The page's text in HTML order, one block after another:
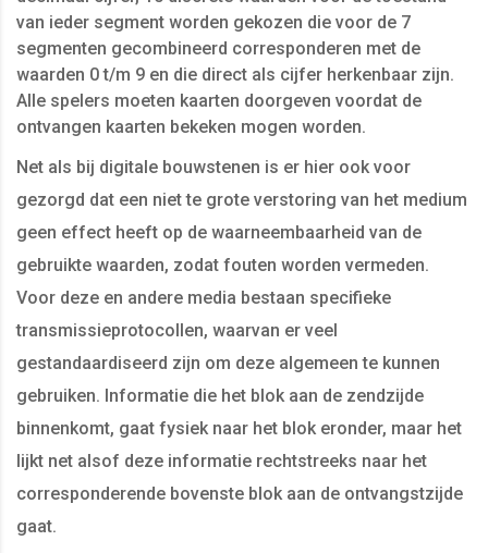
van ieder segment worden gekozen die voor de 7
segmenten gecombineerd corresponderen met de
waarden 0 t/m 9 en die direct als cijfer herkenbaar zijn.
Alle spelers moeten kaarten doorgeven voordat de
ontvangen kaarten bekeken mogen worden.
Net als bij digitale bouwstenen is er hier ook voor
gezorgd dat een niet te grote verstoring van het medium
geen effect heeft op de waarneembaarheid van de
gebruikte waarden, zodat fouten worden vermeden.
Voor deze en andere media bestaan specifieke
transmissieprotocollen, waarvan er veel
gestandaardiseerd zijn om deze algemeen te kunnen
gebruiken. Informatie die het blok aan de zendzijde
binnenkomt, gaat fysiek naar het blok eronder, maar het
lijkt net alsof deze informatie rechtstreeks naar het
corresponderende bovenste blok aan de ontvangstzijde
gaat.